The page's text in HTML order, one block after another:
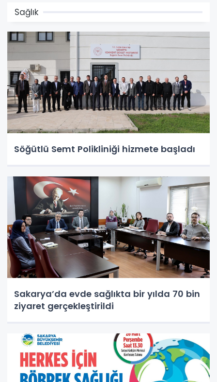
Sağlık
Söğütlü Semt Polikliniği hizmete başladı
Sakarya’da evde sağlıkta bir yılda 70 bin
ziyaret gerçekleştirildi